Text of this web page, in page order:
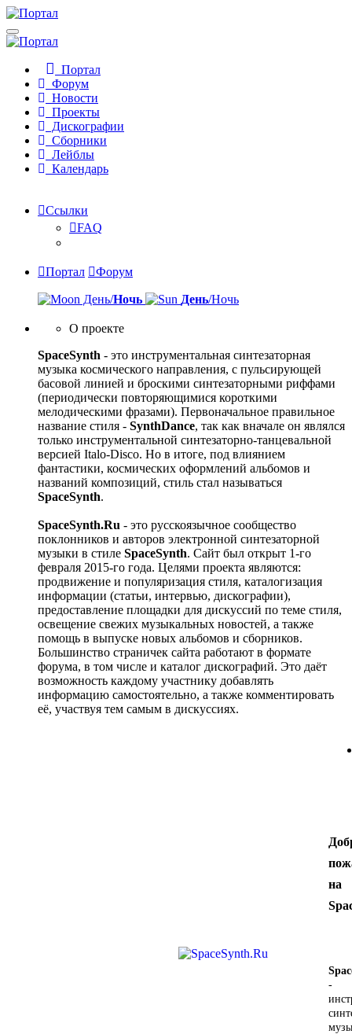
Портал
Форум
Новости
Проекты
Дискографии
Сборники
Лейблы
Календарь
Ссылки
FAQ
Портал Форум
День/Ночь День/Ночь
О проекте
SpaceSynth - это инструментальная синтезаторная
музыка космического направления, с пульсирующей
басовой линией и броскими синтезаторными риффами
(периодически повторяющимися короткими
мелодическими фразами). Первоначальное правильное
название стиля - SynthDance, так как вначале он являлся
только инструментальной синтезаторно-танцевальной
версией Italo-Disco. Но в итоге, под влиянием
фантастики, космических оформлений альбомов и
названий композиций, стиль стал называться
SpaceSynth.
SpaceSynth.Ru - это русскоязычное сообщество
поклонников и авторов электронной синтезаторной
музыки в стиле SpaceSynth. Сайт был открыт 1-го
февраля 2015-го года. Целями проекта являются:
продвижение и популяризация стиля, каталогизация
информации (статьи, интервью, дискографии),
предоставление площадки для дискуссий по теме стиля,
освещение свежих музыкальных новостей, а также
помощь в выпуске новых альбомов и сборников.
Большинство страничек сайта работают в формате
форума, в том числе и каталог дискографий. Это даёт
возможность каждому участнику добавлять
информацию самостоятельно, а также комментировать
её, участвуя тем самым в дискуссиях.
на
-